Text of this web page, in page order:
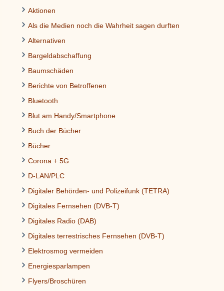
Aktionen
Als die Medien noch die Wahrheit sagen durften
Alternativen
Bargeldabschaffung
Baumschäden
Berichte von Betroffenen
Bluetooth
Blut am Handy/Smartphone
Buch der Bücher
Bücher
Corona + 5G
D-LAN/PLC
Digitaler Behörden- und Polizeifunk (TETRA)
Digitales Fernsehen (DVB-T)
Digitales Radio (DAB)
Digitales terrestrisches Fernsehen (DVB-T)
Elektrosmog vermeiden
Energiesparlampen
Flyers/Broschüren